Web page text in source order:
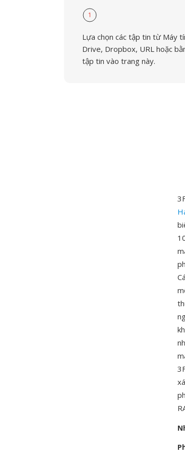
1
Lựa chọn các tập tin từ Máy
Drive, Dropbox, URL hoặc
tập tin vào trang này.